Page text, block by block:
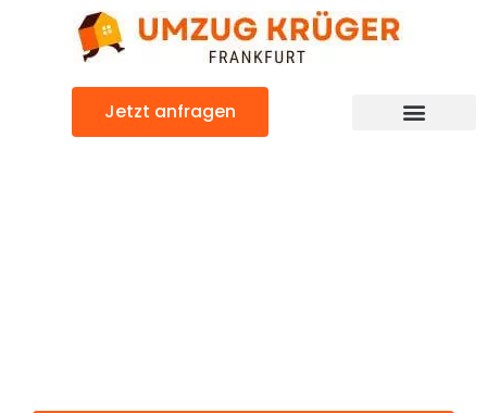
Jetzt anfragen